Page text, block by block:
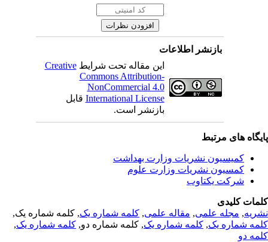
بازنشر اطلاعات
این مقاله تحت شرایطCreative
Commons Attribution-
NonCommercial 4.0
International Licenseقابل
بازنشر است.
های مرتبط
کمیسیون نشریات وزارت بهداشت
کمسیون نشریات وزارت علوم
شرکت یکتاوب
کلیدی
,مجله علمی, مقاله علمی, کلمه شماره یک, کلمه شماره یک,
شماره یک,کلمه شماره یک, کلمه شماره دو,کلمه شماره یک,
دو